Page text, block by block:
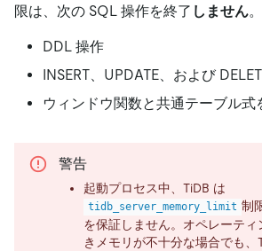
限は、次の SQL 操作を終了 しません。
DDL 操作
INSERT、UPDATE、および
ウィンドウ関数と共通テーブル式
警告
起動プロセス中、TiDB は
tidb_server_memory_limit 制
を保証しません。オペレーテ
きメモリが不十分な場合でも